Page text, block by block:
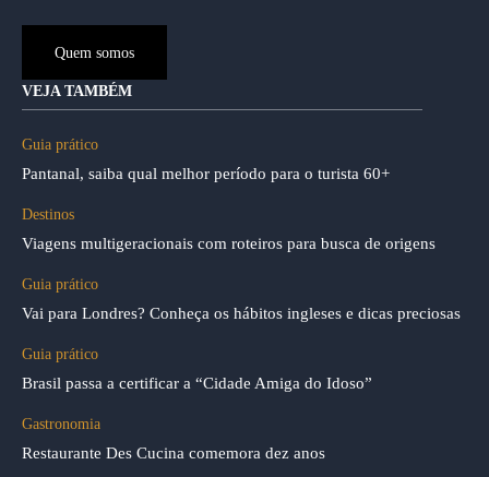
Quem somos
VEJA TAMBÉM
Guia prático
Pantanal, saiba qual melhor período para o turista 60+
Destinos
Viagens multigeracionais com roteiros para busca de origens
Guia prático
Vai para Londres? Conheça os hábitos ingleses e dicas preciosas
Guia prático
Brasil passa a certificar a “Cidade Amiga do Idoso”
Gastronomia
Restaurante Des Cucina comemora dez anos